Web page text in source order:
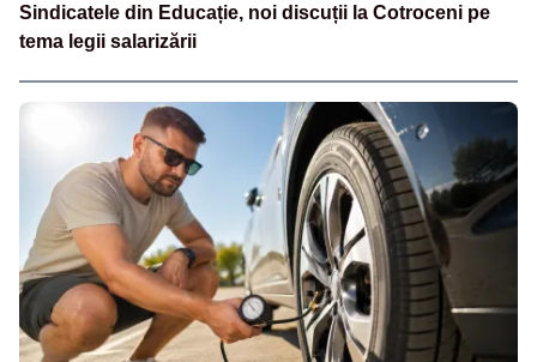
Sindicatele din Educație, noi discuții la Cotroceni pe
tema legii salarizării